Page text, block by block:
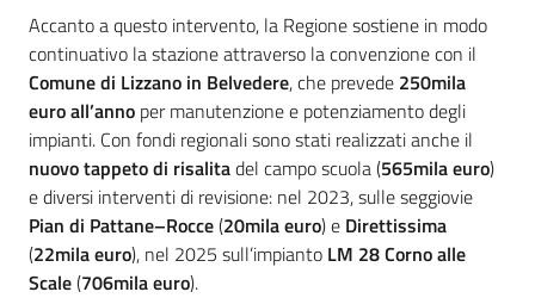
Accanto a questo intervento, la Regione sostiene in modo
continuativo la stazione attraverso la convenzione con il
Comune di Lizzano in Belvedere, che prevede 250mila
euro all’anno per manutenzione e potenziamento degli
impianti. Con fondi regionali sono stati realizzati anche il
nuovo tappeto di risalitadel campo scuola (565mila euro)
e diversi interventi di revisione: nel 2023, sulle seggiovie
Pian di Pattane–Rocce(20mila euro) e Direttissima
(22mila euro), nel 2025 sull’impianto LM 28 Corno alle
Scale(706mila euro).